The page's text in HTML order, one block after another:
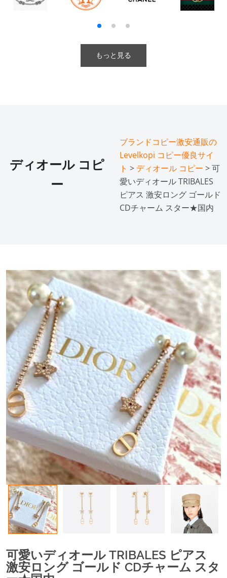
もっと見る
ディオール コピ
ー
ブランドコピー激安通販の
Levelkopi コピー優良サイ
ト > ディオール コピー > 可
愛いディオール TRIBALES
ピアス 激安ロング ゴールド
CDチャーム スター★国内
可愛いディオール TRIBALES ピアス
激安ロング ゴールド CDチャーム スタ